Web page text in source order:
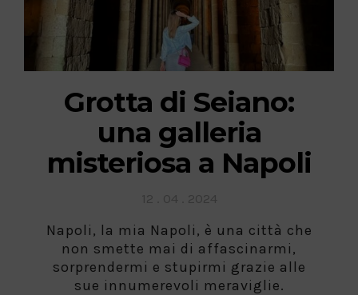
Grotta di Seiano:
una galleria
misteriosa a Napoli
Napoli, la mia Napoli, è una città che
non smette mai di affascinarmi,
sorprendermi e stupirmi grazie alle
sue innumerevoli meraviglie.